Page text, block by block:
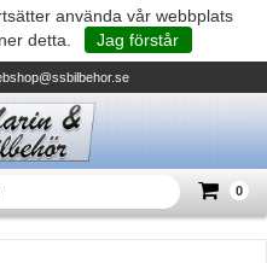
använda vår webbplats
detta.
Jag förstår
0